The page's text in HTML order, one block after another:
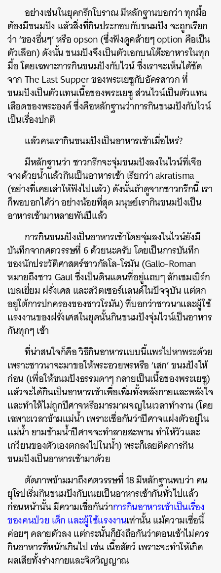
อย่างเช่นในยุคกรีกโบราณ มีหลักฐานบอกว่า ทุกมื้อ
ต้องมีขนมปัง แล้วสิ่งที่กินประกอบกับขนมปัง จะถูกเรียก
ว่า ‘ของอื่นๆ’ หรือ opson (ซึ่งฟังดูคล้ายๆ option คือเป็น
ตัวเลือก) ดังนั้น ขนมปังจึงเป็นตัวเอกบนโต๊ะอาหารในทุก
มื้อ โดยเฉพาะการกินขนมปังกับไวน์ ซึ่งเราจะเห็นได้ชัด
จาก The Last Supper ของพระเยซูกับอัครสาวก ที่
ขนมปังเป็นตัวแทนเนื้อของพระเยซู ส่วนไวน์เป็นตัวแทน
เลือดของพระองค์ ซึ่งคือหลักฐานว่าการกินขนมปังกับไวน์
เป็นเรื่องปกติ
แล้วคนเรากินขนมปังเป็นอาหารเช้าเมื่อไหร่?
มีหลักฐานว่า ชาวกรีกจะจุ่มขนมปังลงในไวน์ที่เจือ
จางด้วยน้ำแล้วกินเป็นอาหารเช้า เรียกว่า akratisma
(อย่างที่เคยเล่าให้ฟังไปแล้ว) ดังนั้นถ้าดูจากชาวกรีกนี้ เรา
ก็พอบอกได้ว่า อย่างน้อยที่สุด มนุษย์เรากินขนมปังเป็น
อาหารเช้ามาหลายพันปีแล้ว
การกินขนมปังเป็นอาหารเช้าโดยจุ่มลงในไวน์ยังมี
บันทึกจากศตวรรษที่ 6 ด้วยนะครับ โดยเป็นการบันทึก
ของนักประวัติศาสตร์ชาวกัลโล-โรมัน (Gallo-Roman
หมายถึงชาว Gaul ซึ่งเป็นดินแดนที่อยู่แถบๆ ลักเซมเบิร์ก
เบลเยี่ยม ฝรั่งเศส และสวิตเซอร์แลนด์ในปัจจุบัน แต่ตก
อยู่ใต้การปกครองของชาวโรมัน) ที่บอกว่าชาวนาและผู้ใช้
แรงงานของฝรั่งเศสในยุคนั้นกินขนมปังจุ่มไวน์เป็นอาหาร
กันทุกๆ เช้า
ที่น่าสนใจก็คือ วิธีกินอาหารแบบนี้แพร่ไปหาพระด้วย
เพราะชาวนาจะมาขอให้พระอวยพรหรือ ‘เสก’ ขนมปังให้
ก่อน (เพื่อให้ขนมปังธรรมดาๆ กลายเป็นเนื้อของพระเยซู)
แล้วจะได้กินเป็นอาหารเช้าเพื่อเพิ่มทั้งพลังกายและพลังใจ
และทำให้ไม่ถูกปีศาจหรือมารมาผจญในเวลาทำงาน (โดย
เฉพาะเวลาข้ามแม่น้ำ เพราะเชื่อกันว่าปีศาจแฝงตัวอยู่ใน
แม่น้ำ ยามข้ามน้ำปีศาจจะทำลายสะพาน ทำให้วัวและ
เกวียนของตัวเองตกลงไปในน้ำ) พระก็เลยติดการกิน
ขนมปังเป็นอาหารเช้ามาด้วย
ตัดภาพข้ามมาถึงศตวรรษที่ 18 มีหลักฐานพบว่า คน
ยุโรปเริ่มกินขนมปังกับเนยเป็นอาหารเช้ากันทั่วไปแล้ว
ก่อนหน้านั้น มีความเชื่อกันว่าการกินอาหารเช้าเป็นเรื่อง
ของคนป่วย เด็ก และผู้ใช้แรงงานเท่านั้น แม้ความเชื่อนี้
ค่อยๆ คลายตัวลง แต่กระนั้นก็ยังถือกันว่าตอนเช้าไม่ควร
กินอาหารที่หนักเกินไป เช่น เนื้อสัตว์ เพราะจะทำให้เกิด
ผลเสียทั้งร่างกายและจิตวิญญาณ